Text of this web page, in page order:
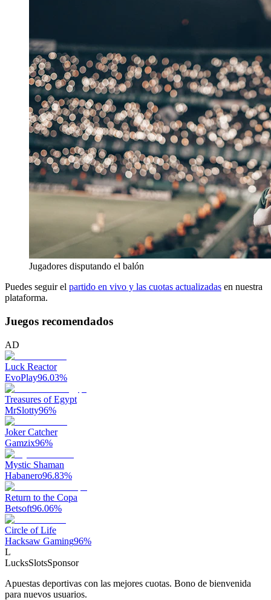
Jugadores disputando el balón
Puedes seguir el partido en vivo y las cuotas actualizadas en nuestra
plataforma.
Juegos recomendados
AD
Luck Reactor
EvoPlay96.03%
Treasures of Egypt
MrSlotty96%
Joker Catcher
Gamzix96%
Mystic Shaman
Habanero96.83%
Return to the Copa
Betsoft96.06%
Circle of Life
Hacksaw Gaming96%
L
LucksSlotsSponsor
Apuestas deportivas con las mejores cuotas. Bono de bienvenida
para nuevos usuarios.